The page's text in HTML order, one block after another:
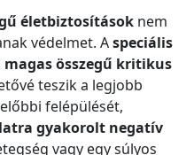
életbiztosítások nem
védelmet. Aspeciális
magas összegű kritikus
teszik a legjobb
felépülését,
gyakorolt negatív
vagy egy súlyos